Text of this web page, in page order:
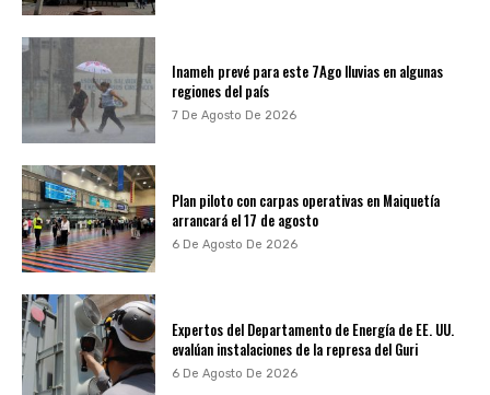
Inameh prevé para este 7Ago lluvias en algunas
regiones del país
7 De Agosto De 2026
Plan piloto con carpas operativas en Maiquetía
arrancará el 17 de agosto
6 De Agosto De 2026
Expertos del Departamento de Energía de EE. UU.
evalúan instalaciones de la represa del Guri
6 De Agosto De 2026